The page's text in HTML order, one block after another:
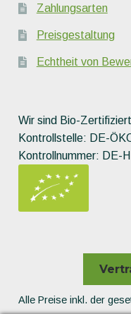
Zahlungsarten
Preisgestaltung
Echtheit von
Wir sind Bio-
Kontrollstelle: DE-
Kontrollnummer: DE-
Alle Preise inkl. der